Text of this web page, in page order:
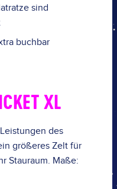
sind
buchbar
XL
des
größeres Zelt für
Stauraum. Maße: